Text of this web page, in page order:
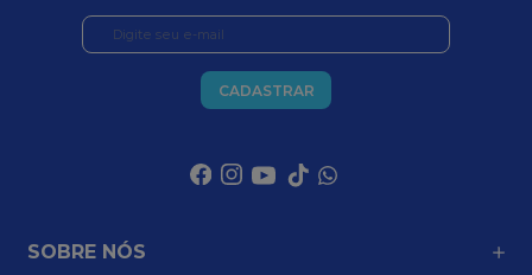
CADASTRAR
SOBRE NÓS